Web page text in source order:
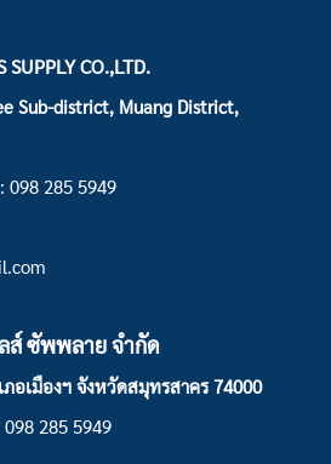
SUPPLY CO.,LTD.
Sub-district, Muang District,
098 285 5949
ส์ ซัพพลาย จำกัด
อเมืองฯ จังหวัดสมุทรสาคร 74000
285 5949